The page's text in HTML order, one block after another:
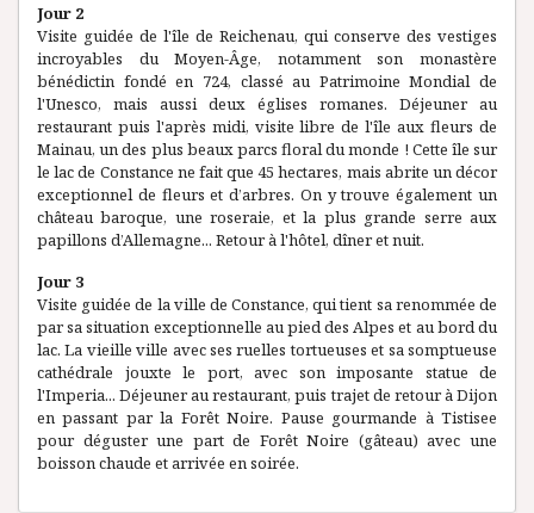
Jour 2
Visite guidée de l'île de Reichenau, qui conserve des vestiges
incroyables du Moyen-Âge, notamment son monastère
bénédictin fondé en 724, classé au Patrimoine Mondial de
l'Unesco, mais aussi deux églises romanes. Déjeuner au
restaurant puis l'après midi, visite libre de l'île aux fleurs de
Mainau, un des plus beaux parcs floral du monde ! Cette île sur
le lac de Constance ne fait que 45 hectares, mais abrite un décor
exceptionnel de fleurs et d’arbres. On y trouve également un
château baroque, une roseraie, et la plus grande serre aux
papillons d’Allemagne... Retour à l'hôtel, dîner et nuit.
Jour 3
Visite guidée de la ville de Constance, qui tient sa renommée de
par sa situation exceptionnelle au pied des Alpes et au bord du
lac. La vieille ville avec ses ruelles tortueuses et sa somptueuse
cathédrale jouxte le port, avec son imposante statue de
l'Imperia... Déjeuner au restaurant, puis trajet de retour à Dijon
en passant par la Forêt Noire. Pause gourmande à Tistisee
pour déguster une part de Forêt Noire (gâteau) avec une
boisson chaude et arrivée en soirée.